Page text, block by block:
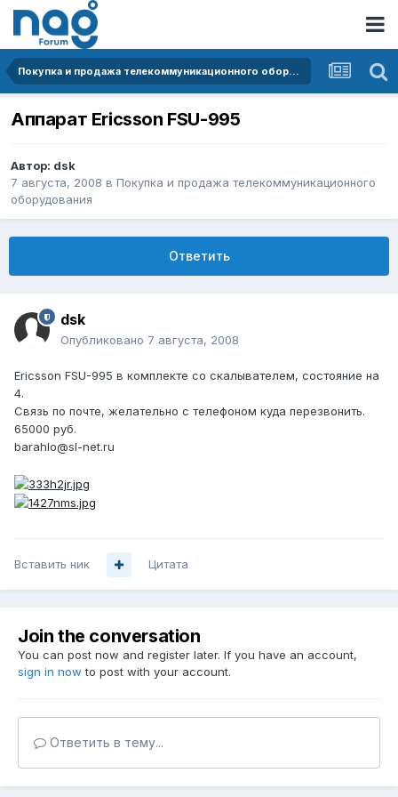
Покупка и продажа телекоммуникационного оборудования
Аппарат Ericsson FSU-995
Автор: dsk
7 августа, 2008 в Покупка и продажа телекоммуникационного
оборудования
Ответить
dsk
Опубликовано 7 августа, 2008
Ericsson FSU-995 в комплекте со скалывателем, состояние на
4.
Связь по почте, желательно с телефоном куда перезвонить.
65000 руб.
barahlo@sl-net.ru
Вставить ник Цитата
Join the conversation
You can post now and register later. If you have an account,
sign in now to post with your account.
Ответить в тему...